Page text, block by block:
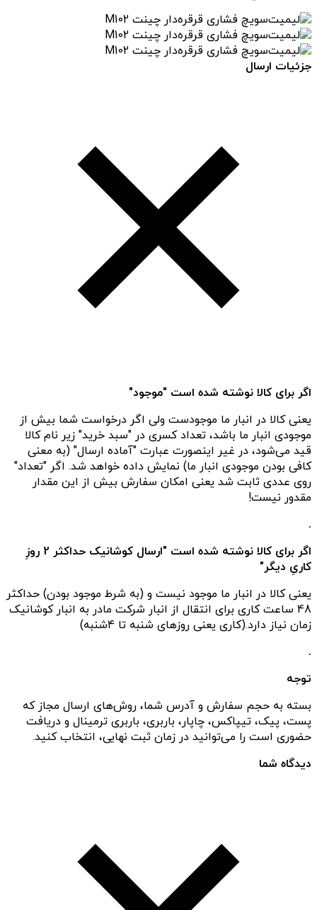
جزئیات ارسال
اگر برای کالا نوشته شده است "موجود"
یعنی کالا در انبار ما موجودست ولی اگر درخواست شما بیش از
موجودی انبار ما باشد، تعداد کسری در "سبد خرید" زیر نام کالا
قید می‌شود، در غیر اینصورت عبارت "آماده ارسال" (به معنی
کافی بودن موجودی انبار ما) نمایش داده خواهد شد. اگر "تعداد"
روی عددی ثابت شد یعنی امکان سفارش بیش از این مقدار
مقدور نیست!
.
اگر برای کالا نوشته شده است "ارسال کوشانیک حداکثر 2 روزِ
کاریِ دیگر"
یعنی کالا در انبار ما موجود نیست و (به شرط موجود بودن) حداکثر
48 ساعت کاری برای انتقال از انبار شرکت مادر به انبار کوشانیک
زمان نیاز دارد.(کاری یعنی روزهای شنبه تا 4شنبه)
.
توجه
بسته به حجم سفارش و آدرس شما، روش‌های ارسال مجاز که
پست، پیک، تیپاکس، چاپار، باربری، باربری ترمینال و دریافت
حضوری است را می‌توانید در زمان ثبت نهایی، انتخاب کنید.
دیدگاه شما